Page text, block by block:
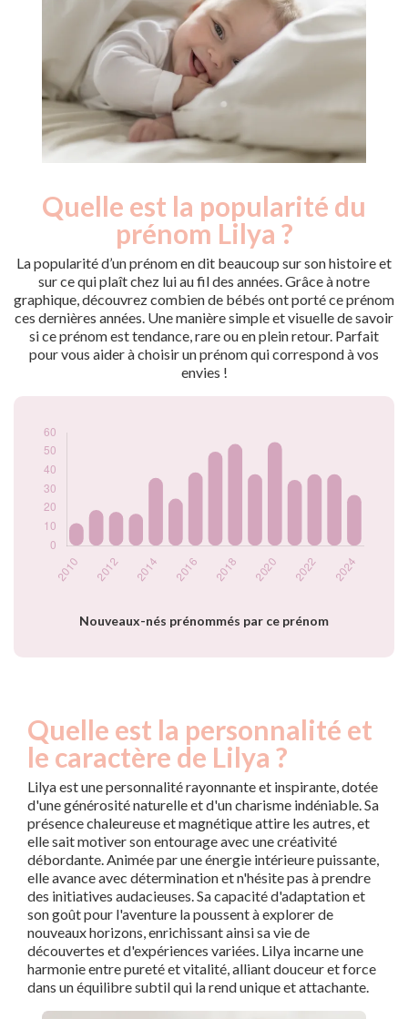
Quelle est la popularité du
prénom Lilya ?
La popularité d’un prénom en dit beaucoup sur son histoire et
sur ce qui plaît chez lui au fil des années. Grâce à notre
graphique, découvrez combien de bébés ont porté ce prénom
ces dernières années. Une manière simple et visuelle de savoir
si ce prénom est tendance, rare ou en plein retour. Parfait
pour vous aider à choisir un prénom qui correspond à vos
envies !
Nouveaux-nés prénommés par ce prénom
Popularité du
Année
Nouveaux-
nés
2010
12
2011
19
2012
18
2013
17
2014
36
2015
25
2019
2021
2022
2023
38
27
Quelle est la personnalité et
le caractère de Lilya ?
Lilya est une personnalité rayonnante et inspirante, dotée
d'une générosité naturelle et d'un charisme indéniable. Sa
présence chaleureuse et magnétique attire les autres, et
elle sait motiver son entourage avec une créativité
débordante. Animée par une énergie intérieure puissante,
elle avance avec détermination et n'hésite pas à prendre
des initiatives audacieuses. Sa capacité d'adaptation et
son goût pour l'aventure la poussent à explorer de
nouveaux horizons, enrichissant ainsi sa vie de
découvertes et d'expériences variées. Lilya incarne une
harmonie entre pureté et vitalité, alliant douceur et force
dans un équilibre subtil qui la rend unique et attachante.